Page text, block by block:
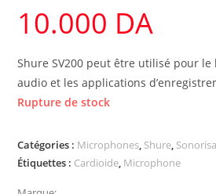
10.000 DA
Shure SV200 peut être utilisé pour le
audio et les applications
Rupture de stock
Catégories : Microphones, Shure,
Étiquettes : Cardioide, Microphone